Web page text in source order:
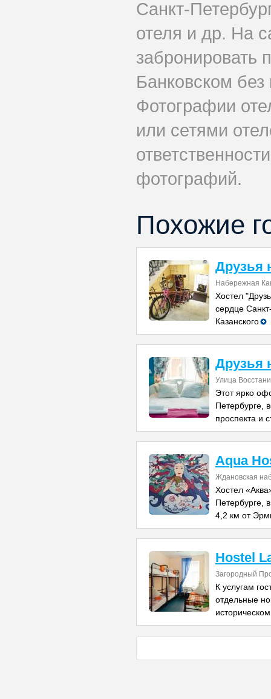
Санкт-
отеля и др. На
забронировать
Банковском без
Фотографии
или сетями
фотографий.
Похожие
Друзья
Набережная
Хостел
сердце
Казанского
Друзья
Улица
Этот ярко
Петербурге,
проспекта и
Aqua
Ждановская
Хостел
Петербурге,
4,2 км от
Hostel
Загородный
К услугам
отдельные